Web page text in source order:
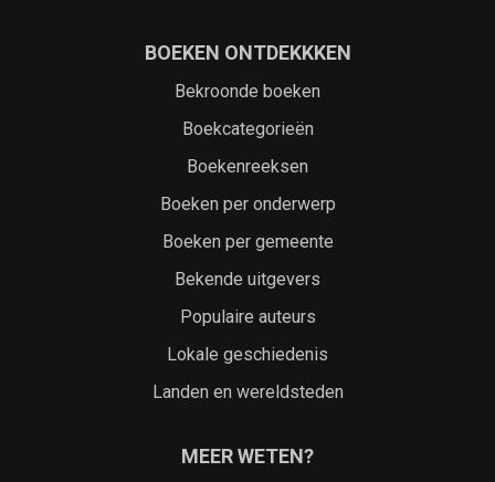
BOEKEN ONTDEKKKEN
Bekroonde boeken
Boekcategorieën
Boekenreeksen
Boeken per onderwerp
Boeken per gemeente
Bekende uitgevers
Populaire auteurs
Lokale geschiedenis
Landen en wereldsteden
MEER WETEN?